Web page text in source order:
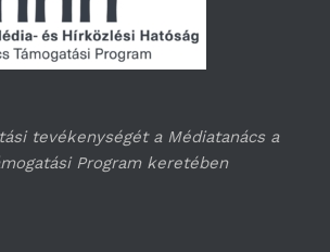
tevékenységét a Médiatanács a
Program keretében